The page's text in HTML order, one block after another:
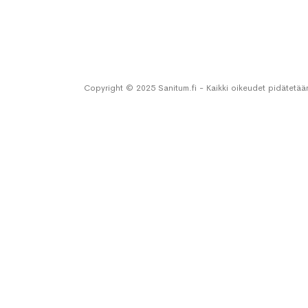
Copyright © 2025 Sanitum.fi - Kaikki oikeudet